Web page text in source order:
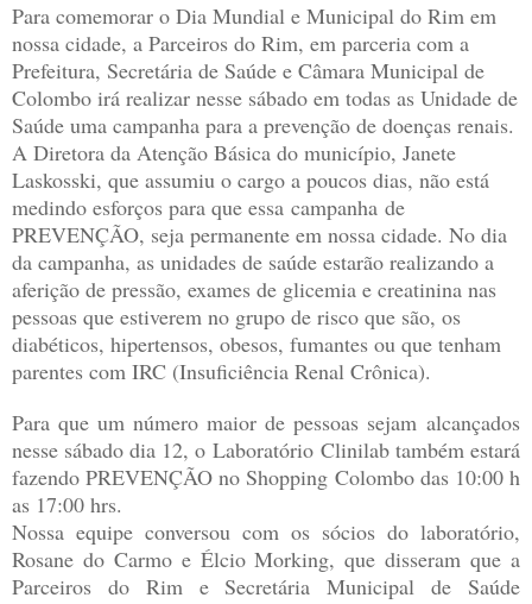
Para comemorar o Dia Mundial e Municipal do Rim em
nossa cidade, a Parceiros do Rim, em parceria com a
Prefeitura, Secretária de Saúde e Câmara Municipal de
Colombo irá realizar nesse sábado em todas as Unidade de
Saúde uma campanha para a prevenção de doenças renais.
A Diretora da Atenção Básica do município, Janete
Laskosski, que assumiu o cargo a poucos dias, não está
medindo esforços para que essa campanha de
PREVENÇÃO, seja permanente em nossa cidade. No dia
da campanha, as unidades de saúde estarão realizando a
aferição de pressão, exames de glicemia e creatinina nas
pessoas que estiverem no grupo de risco que são, os
diabéticos, hipertensos, obesos, fumantes ou que tenham
parentes com IRC (Insuficiência Renal Crônica).
Para que um número maior de pessoas sejam alcançados
nesse sábado dia 12, o Laboratório Clinilab também estará
fazendo PREVENÇÃO no Shopping Colombo das 10:00 h
as 17:00 hrs.
Nossa equipe conversou com os sócios do laboratório,
Rosane do Carmo e Élcio Morking, que disseram que a
Parceiros do Rim e Secretária Municipal de Saúde